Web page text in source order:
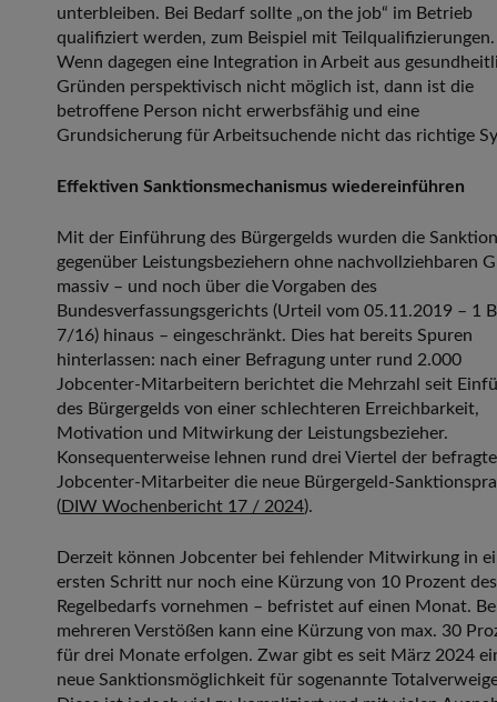
unterbleiben. Bei Bedarf sollte „on the job“ im Betrieb
qualifiziert werden, zum Beispiel mit Teilqualifizierungen.
Wenn dagegen eine Integration in Arbeit aus
Gründen perspektivisch nicht möglich ist, dann ist die
betroffene Person nicht erwerbsfähig und eine
Grundsicherung für Arbeitsuchende nicht das richtige
Effektiven Sanktionsmechanismus wiedereinführen
Mit der Einführung des Bürgergelds wurden die
gegenüber Leistungsbeziehern ohne nachvollziehbaren
massiv – und noch über die Vorgaben des
Bundesverfassungsgerichts (Urteil vom 05.11.2019 – 1
7/16) hinaus – eingeschränkt. Dies hat bereits Spuren
hinterlassen: nach einer Befragung unter rund 2.000
Jobcenter-Mitarbeitern berichtet die Mehrzahl seit
des Bürgergelds von einer schlechteren Erreichbarkeit,
Motivation und Mitwirkung der Leistungsbezieher.
Konsequenterweise lehnen rund drei Viertel der
Jobcenter-Mitarbeiter die neue Bürgergeld-
(DIW Wochenbericht 17 / 2024).
Derzeit können Jobcenter bei fehlender Mitwirkung in
ersten Schritt nur noch eine Kürzung von 10 Prozent des
Regelbedarfs vornehmen – befristet auf einen Monat.
mehreren Verstößen kann eine Kürzung von max. 30
für drei Monate erfolgen. Zwar gibt es seit März 2024
neue Sanktionsmöglichkeit für sogenannte